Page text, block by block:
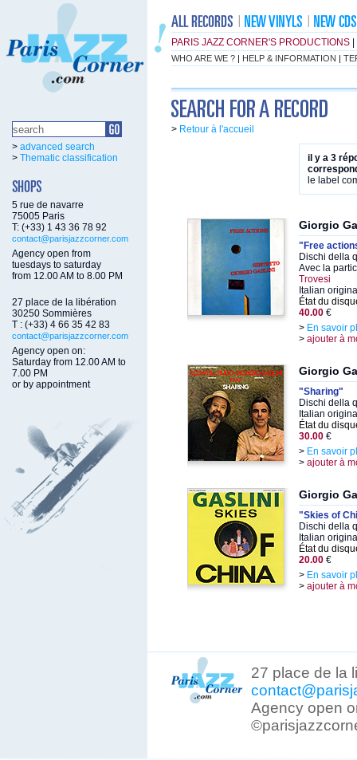
PARIS JAZZ CORNER'S PRODUCTIONS
WHO ARE WE ? | HELP & INFORMATION |
> advanced search
> Thematic classification
5 rue de navarre
75005 Paris
T: (+33) 1 43 36 78 92
contact@parisjazzcorner.com
Agency open from
tuesdays to saturday
from 12.00 AM to 8.00 PM
27 place de la libération
30250 Sommières
T : (+33) 4 66 35 42 83
contact@parisjazzcorner.com
Agency open on:
Saturday from 12.00 AM to
7.00 PM
or by appointment
> Retour à l'accueil
il y a 3
le label
Giorgio
"Free
Dischi della
Avec la
Trovesi
Italian
État du
40.00 €
> En savoir
> ajouter à
Giorgio
"Sharing"
Dischi della
Italian
État du
30.00 €
> En savoir
> ajouter à
Giorgio
"Skies of
Dischi della
Italian
État du
20.00 €
> En savoir
> ajouter à
27 place de la
Agency open